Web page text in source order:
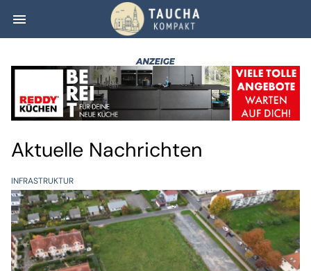
menu Taucha kompakt
Aktuelle Nachrichten
INFRASTRUKTUR